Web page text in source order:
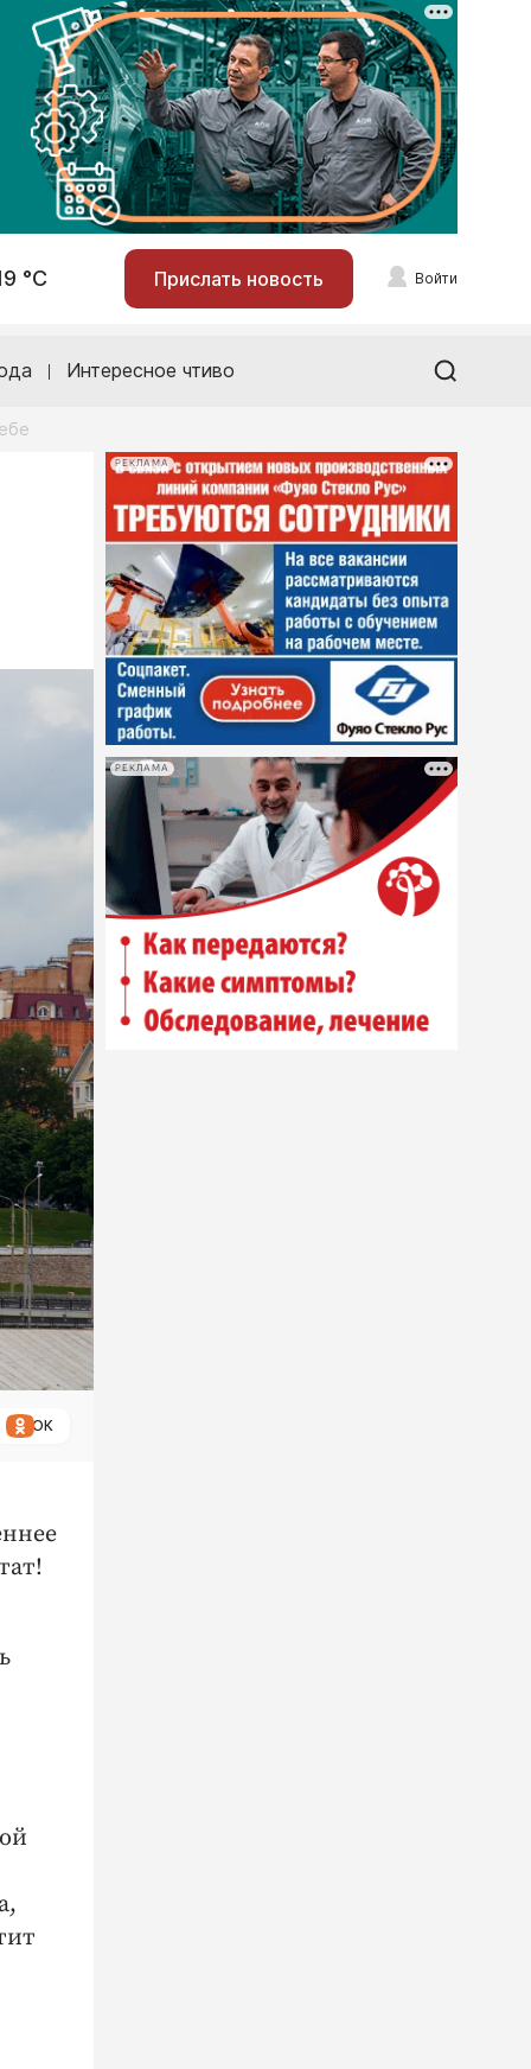
°С Прислать новость Войти
Интересное чтиво
ОК
РЕКЛАМА
РЕКЛАМА